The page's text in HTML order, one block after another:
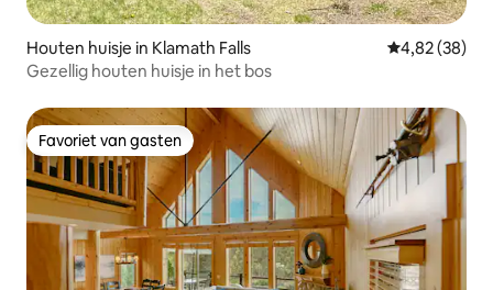
Houten huisje in Klamath Falls Gemiddelde
4,82 (38)
Gezellig houten huisje in het bos
Favoriet van gasten
Favoriet van gasten